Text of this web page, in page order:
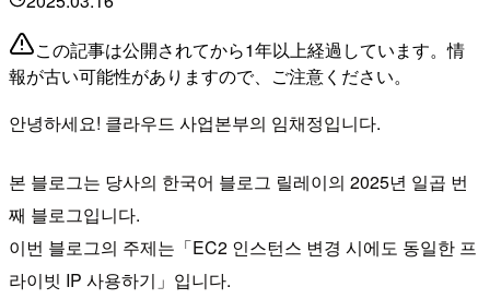
この記事は公開されてから1年以上経過しています。情
報が古い可能性がありますので、ご注意ください。
안녕하세요! 클라우드 사업본부의 임채정입니다.
본 블로그는 당사의 한국어 블로그 릴레이의 2025년 일곱 번
째 블로그입니다.
이번 블로그의 주제는「EC2 인스턴스 변경 시에도 동일한 프
라이빗 IP 사용하기」입니다.